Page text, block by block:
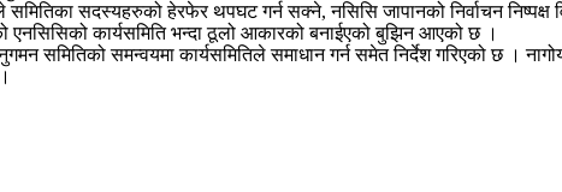
सदस्यहरुको हेरफेर थपघट गर्न सक्ने, नसिसि जापानको निर्वाचन निष्पक्ष
एनसिसिको कार्यसमिति भन्दा ठूलो आकारको बनाईएको बुझिन आएको छ ।
समितिको समन्वयमा कार्यसमितिले समाधान गर्न समेत निर्देश गरिएको छ ।